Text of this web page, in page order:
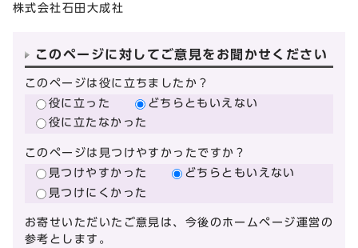
株式会社石田大成社
このページに対してご意見をお聞かせください
このページは役に立ちましたか？
役に立った
どちらともいえない
役に立たなかった
このページは見つけやすかったですか？
見つけやすかった
どちらともいえない
見つけにくかった
お寄せいただいたご意見は、今後のホームページ運営の
参考とします。